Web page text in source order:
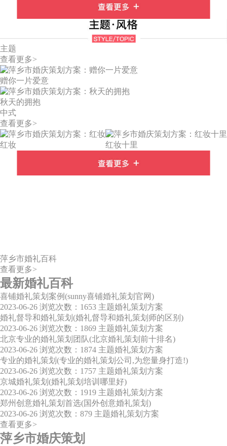
主题
查看更多>
赠你一片爱意
秋天的拥抱
中式
查看更多>
红妆 红妆十里
萍乡市婚礼百科
查看更多>
最新婚礼百科
喜铺婚礼策划案例(sunny喜铺婚礼策划官网)
2023-06-26 浏览次数：1653 主题婚礼策划方案
婚礼督导和婚礼策划(婚礼督导和婚礼策划师的区别)
2023-06-26 浏览次数：1869 主题婚礼策划方案
北京专业的婚礼策划团队(北京婚礼策划前十排名)
2023-06-26 浏览次数：1874 主题婚礼策划方案
专业的婚礼策划(专业的婚礼策划公司,为您量身打造!)
2023-06-26 浏览次数：1757 主题婚礼策划方案
京城婚礼策划(婚礼策划培训哪里好)
2023-06-26 浏览次数：1919 主题婚礼策划方案
郑州创意婚礼策划首选(国外创意婚礼策划)
2023-06-26 浏览次数：879 主题婚礼策划方案
查看更多>
萍乡市婚庆策划